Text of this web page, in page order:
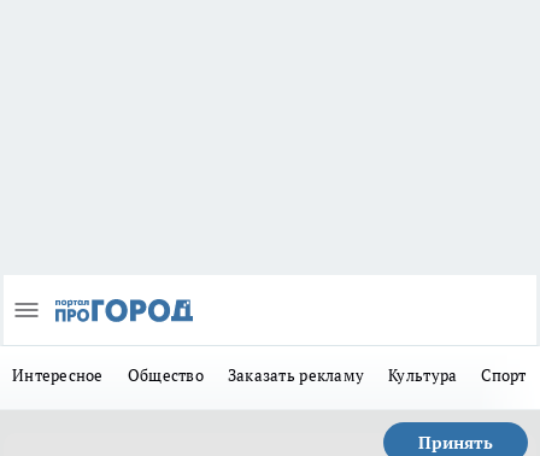
Интересное Общество Заказать рекламу Культура Спорт
Принять